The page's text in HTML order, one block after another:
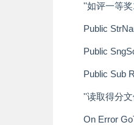
''如评一等
Public
Public
Public Sub
''读取得分
On Error